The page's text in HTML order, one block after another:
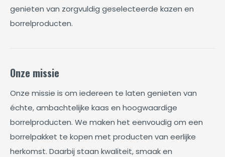
genieten van zorgvuldig geselecteerde kazen en
borrelproducten.
Onze missie
Onze missie is om iedereen te laten genieten van
échte, ambachtelijke kaas en hoogwaardige
borrelproducten. We maken het eenvoudig om een
borrelpakket te kopen met producten van eerlijke
herkomst. Daarbij staan kwaliteit, smaak en